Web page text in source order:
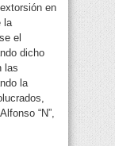
en
la
el
dicho
las
la
“N”,